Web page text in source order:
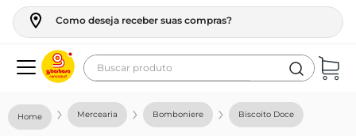
Como deseja receber suas compras?
Buscar produto
Mercearia Bomboniere Biscoito Doce
geladeira